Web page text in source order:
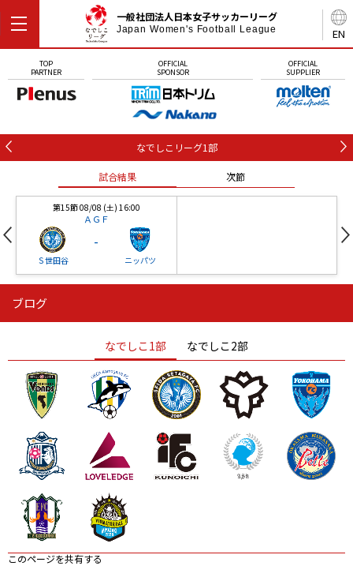
EN
一般社団法人日本女子サッカーリーグ
Japan Women's Football League
TOP
PARTNER
OFFICIAL
SPONSOR
OFFICIAL
SUPPLIER
なでしこリーグ1部
試合結果 次節
第15節 08/08 (土) 16:00
ＡＧＦ
Ｓ世田谷
-
ニッパツ
ニッパツ
ニッパツ 名古屋
石人の星
静岡 愛媛Ｌ
ブログ
なでしこ1部 なでしこ2部
このページを共有する